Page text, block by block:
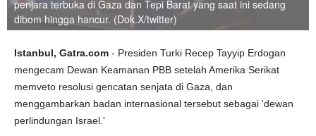
penjara terbuka di Gaza dan Tepi Barat yang saat ini sedang
dibom hingga hancur. (Dok.X/twitter)
Istanbul, Gatra.com - Presiden Turki Recep Tayyip Erdogan
mengecam Dewan Keamanan PBB setelah Amerika Serikat
memveto resolusi gencatan senjata di Gaza, dan
menggambarkan badan internasional tersebut sebagai 'dewan
perlindungan Israel.'